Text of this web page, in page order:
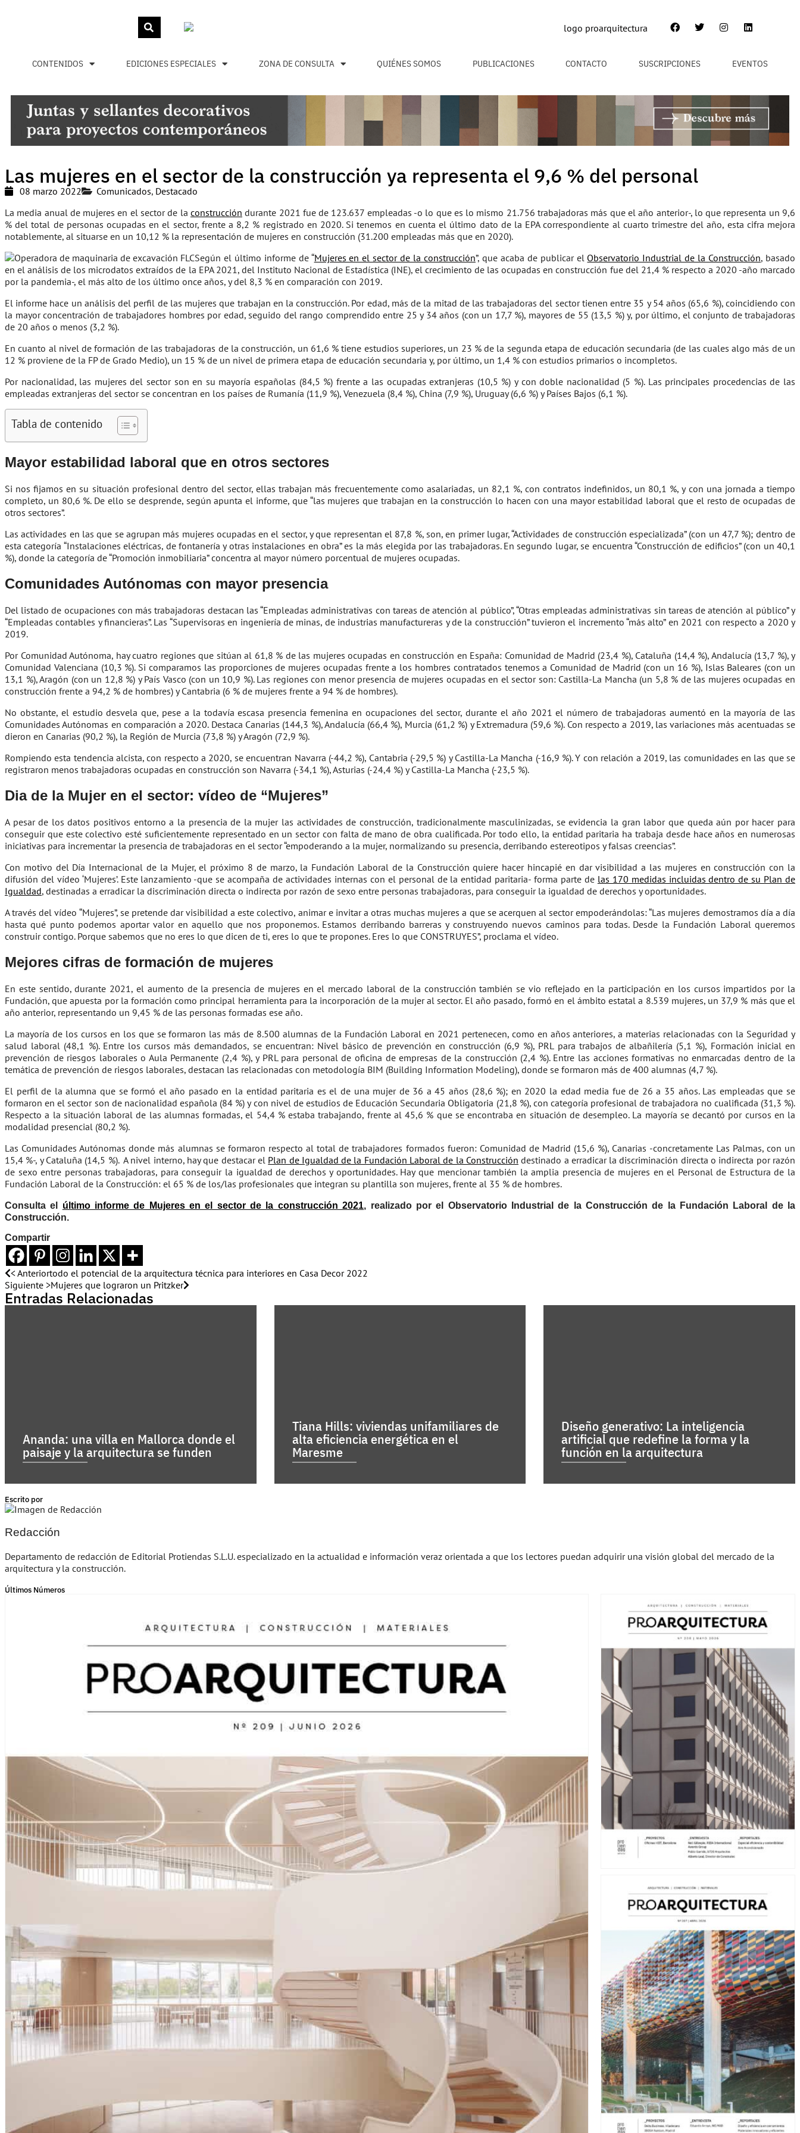
CONTENIDOS EDICIONES ESPECIALES ZONA DE CONSULTA QUIÉNES SOMOS PUBLICACIONES CONTACTO SUSCRIPCIONES EVENTOS
Las mujeres en el sector de la construcción ya representa el 9,6 % del personal
08 marzo 2022 Comunicados, Destacado
La media anual de mujeres en el sector de la construcción durante 2021 fue de 123.637 empleadas -o lo que es lo mismo 21.756 trabajadoras más que el año anterior-, lo que representa un 9,6
% del total de personas ocupadas en el sector, frente a 8,2 % registrado en 2020. Si tenemos en cuenta el último dato de la EPA correspondiente al cuarto trimestre del año, esta cifra mejora
notablemente, al situarse en un 10,12 % la representación de mujeres en construcción (31.200 empleadas más que en 2020).
Según el último informe de “Mujeres en el sector de la construcción”, que acaba de publicar elObservatorio Industrial de la Construcción, basado
en el análisis de los microdatos extraídos de la EPA 2021, del Instituto Nacional de Estadística (INE), el crecimiento de las ocupadas en construcción fue del 21,4 % respecto a 2020 -año marcado
por la pandemia-, el más alto de los último once años, y del 8,3 % en comparación con 2019.
El informe hace un análisis del perfil de las mujeres que trabajan en la construcción. Por edad, más de la mitad de las trabajadoras del sector tienen entre 35 y 54 años (65,6 %), coincidiendo con
la mayor concentración de trabajadores hombres por edad, seguido del rango comprendido entre 25 y 34 años (con un 17,7 %), mayores de 55 (13,5 %) y, por último, el conjunto de trabajadoras
de 20 años o menos (3,2 %).
En cuanto al nivel de formación de las trabajadoras de la construcción, un 61,6 % tiene estudios superiores, un 23 % de la segunda etapa de educación secundaria (de las cuales algo más de un
12 % proviene de la FP de Grado Medio), un 15 % de un nivel de primera etapa de educación secundaria y, por último, un 1,4 % con estudios primarios o incompletos.
Por nacionalidad, las mujeres del sector son en su mayoría españolas (84,5 %) frente a las ocupadas extranjeras (10,5 %) y con doble nacionalidad (5 %). Las principales procedencias de las
empleadas extranjeras del sector se concentran en los países de Rumanía (11,9 %), Venezuela (8,4 %), China (7,9 %), Uruguay (6,6 %) y Países Bajos (6,1 %).
Tabla de contenido
Mayor estabilidad laboral que en otros sectores
Si nos fijamos en su situación profesional dentro del sector, ellas trabajan más frecuentemente como asalariadas, un 82,1 %, con contratos indefinidos, un 80,1 %, y con una jornada a tiempo
completo, un 80,6 %. De ello se desprende, según apunta el informe, que “las mujeres que trabajan en la construcción lo hacen con una mayor estabilidad laboral que el resto de ocupadas de
otros sectores”.
Las actividades en las que se agrupan más mujeres ocupadas en el sector, y que representan el 87,8 %, son, en primer lugar, “Actividades de construcción especializada” (con un 47,7 %); dentro de
esta categoría “Instalaciones eléctricas, de fontanería y otras instalaciones en obra” es la más elegida por las trabajadoras. En segundo lugar, se encuentra “Construcción de edificios” (con un 40,1
%), donde la categoría de “Promoción inmobiliaria” concentra al mayor número porcentual de mujeres ocupadas.
Comunidades Autónomas con mayor presencia
Del listado de ocupaciones con más trabajadoras destacan las “Empleadas administrativas con tareas de atención al público”, “Otras empleadas administrativas sin tareas de atención al público” y
“Empleadas contables y financieras”. Las “Supervisoras en ingeniería de minas, de industrias manufactureras y de la construcción” tuvieron el incremento “más alto” en 2021 con respecto a 2020 y
2019.
Por Comunidad Autónoma, hay cuatro regiones que sitúan al 61,8 % de las mujeres ocupadas en construcción en España: Comunidad de Madrid (23,4 %), Cataluña (14,4 %), Andalucía (13,7 %), y
Comunidad Valenciana (10,3 %). Si comparamos las proporciones de mujeres ocupadas frente a los hombres contratados tenemos a Comunidad de Madrid (con un 16 %), Islas Baleares (con un
13,1 %), Aragón (con un 12,8 %) y País Vasco (con un 10,9 %). Las regiones con menor presencia de mujeres ocupadas en el sector son: Castilla-La Mancha (un 5,8 % de las mujeres ocupadas en
construcción frente a 94,2 % de hombres) y Cantabria (6 % de mujeres frente a 94 % de hombres).
No obstante, el estudio desvela que, pese a la todavía escasa presencia femenina en ocupaciones del sector, durante el año 2021 el número de trabajadoras aumentó en la mayoría de las
Comunidades Autónomas en comparación a 2020. Destaca Canarias (144,3 %), Andalucía (66,4 %), Murcia (61,2 %) y Extremadura (59,6 %). Con respecto a 2019, las variaciones más acentuadas se
dieron en Canarias (90,2 %), la Región de Murcia (73,8 %) y Aragón (72,9 %).
Rompiendo esta tendencia alcista, con respecto a 2020, se encuentran Navarra (-44,2 %), Cantabria (-29,5 %) y Castilla-La Mancha (-16,9 %). Y con relación a 2019, las comunidades en las que se
registraron menos trabajadoras ocupadas en construcción son Navarra (-34,1 %), Asturias (-24,4 %) y Castilla-La Mancha (-23,5 %).
Dia de la Mujer en el sector: vídeo de “Mujeres”
A pesar de los datos positivos entorno a la presencia de la mujer las actividades de construcción, tradicionalmente masculinizadas, se evidencia la gran labor que queda aún por hacer para
conseguir que este colectivo esté suficientemente representado en un sector con falta de mano de obra cualificada. Por todo ello, la entidad paritaria ha trabaja desde hace años en numerosas
iniciativas para incrementar la presencia de trabajadoras en el sector “empoderando a la mujer, normalizando su presencia, derribando estereotipos y falsas creencias”.
Con motivo del Día Internacional de la Mujer, el próximo 8 de marzo, la Fundación Laboral de la Construcción quiere hacer hincapié en dar visibilidad a las mujeres en construcción con la
difusión del vídeo ‘Mujeres’. Este lanzamiento -que se acompaña de actividades internas con el personal de la entidad paritaria- forma parte de las 170 medidas incluidas dentro de su Plan de
Igualdad, destinadas a erradicar la discriminación directa o indirecta por razón de sexo entre personas trabajadoras, para conseguir la igualdad de derechos y oportunidades.
A través del vídeo “Mujeres”, se pretende dar visibilidad a este colectivo, animar e invitar a otras muchas mujeres a que se acerquen al sector empoderándolas: “Las mujeres demostramos día a día
hasta qué punto podemos aportar valor en aquello que nos proponemos. Estamos derribando barreras y construyendo nuevos caminos para todas. Desde la Fundación Laboral queremos
construir contigo. Porque sabemos que no eres lo que dicen de ti, eres lo que te propones. Eres lo que CONSTRUYES”, proclama el vídeo.
Mejores cifras de formación de mujeres
En este sentido, durante 2021, el aumento de la presencia de mujeres en el mercado laboral de la construcción también se vio reflejado en la participación en los cursos impartidos por la
Fundación, que apuesta por la formación como principal herramienta para la incorporación de la mujer al sector. El año pasado, formó en el ámbito estatal a 8.539 mujeres, un 37,9 % más que el
año anterior, representando un 9,45 % de las personas formadas ese año.
La mayoría de los cursos en los que se formaron las más de 8.500 alumnas de la Fundación Laboral en 2021 pertenecen, como en años anteriores, a materias relacionadas con la Seguridad y
salud laboral (48,1 %). Entre los cursos más demandados, se encuentran: Nivel básico de prevención en construcción (6,9 %), PRL para trabajos de albañilería (5,1 %), Formación inicial en
prevención de riesgos laborales o Aula Permanente (2,4 %), y PRL para personal de oficina de empresas de la construcción (2,4 %). Entre las acciones formativas no enmarcadas dentro de la
temática de prevención de riesgos laborales, destacan las relacionadas con metodología BIM (Building Information Modeling), donde se formaron más de 400 alumnas (4,7 %).
El perfil de la alumna que se formó el año pasado en la entidad paritaria es el de una mujer de 36 a 45 años (28,6 %); en 2020 la edad media fue de 26 a 35 años. Las empleadas que se
formaron en el sector son de nacionalidad española (84 %) y con nivel de estudios de Educación Secundaria Obligatoria (21,8 %), con categoría profesional de trabajadora no cualificada (31,3 %).
Respecto a la situación laboral de las alumnas formadas, el 54,4 % estaba trabajando, frente al 45,6 % que se encontraba en situación de desempleo. La mayoría se decantó por cursos en la
modalidad presencial (80,2 %).
Las Comunidades Autónomas donde más alumnas se formaron respecto al total de trabajadores formados fueron: Comunidad de Madrid (15,6 %), Canarias -concretamente Las Palmas, con un
15,4 %-, y Cataluña (14,5 %). A nivel interno, hay que destacar el Plan de Igualdad de la Fundación Laboral de la Construcción destinado a erradicar la discriminación directa o indirecta por razón
de sexo entre personas trabajadoras, para conseguir la igualdad de derechos y oportunidades. Hay que mencionar también la amplia presencia de mujeres en el Personal de Estructura de la
Fundación Laboral de la Construcción: el 65 % de los/las profesionales que integran su plantilla son mujeres, frente al 35 % de hombres.
Consulta el último informe de Mujeres en el sector de la construcción 2021, realizado por el Observatorio Industrial de la Construcción de la Fundación Laboral de la
Construcción.
Compartir
< Anteriortodo el potencial de la arquitectura técnica para interiores en Casa Decor 2022
Siguiente >Mujeres que lograron un Pritzker
Entradas Relacionadas
Ananda: una villa en Mallorca donde el
paisaje y la arquitectura se funden
Tiana Hills: viviendas unifamiliares de
alta eficiencia energética en el
Maresme
Diseño generativo: La inteligencia
artificial que redefine la forma y la
función en la arquitectura
Escrito por
Redacción
Departamento de redacción de Editorial Protiendas S.L.U. especializado en la actualidad e información veraz orientada a que los lectores puedan adquirir una visión global del mercado de la
arquitectura y la construcción.
Últimos Números